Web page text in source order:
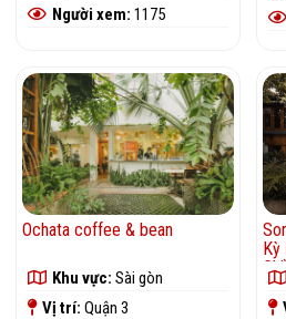
Người xem: 1175
Ochata coffee & bean
Khu vực: Sài gòn
Vị trí: Quận 3
Kỳ